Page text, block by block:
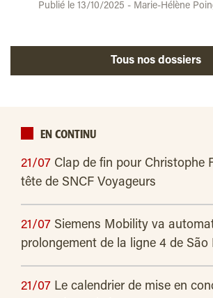
Publié le 13/10/2025 - Marie-Hélène
Tous nos dossiers
EN CONTINU
21/07 Clap de fin pour Christophe
tête de SNCF Voyageurs
21/07 Siemens Mobility va
prolongement de la ligne 4 de São
21/07 Le calendrier de mise en